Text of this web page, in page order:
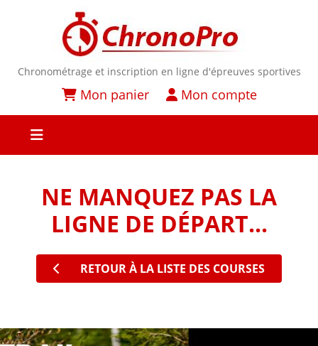
Chronométrage et inscription en ligne d'épreuves sportives
Mon panier Mon compte
NE MANQUEZ PAS LA
LIGNE DE DÉPART...
RETOUR À LA LISTE DES COURSES